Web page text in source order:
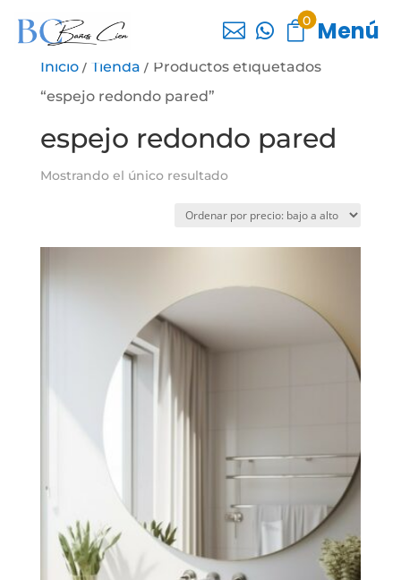
  0 Menú
Inicio/ Tienda / Productos etiquetados
“espejo redondo pared”
espejo redondo pared
Mostrando el único resultado